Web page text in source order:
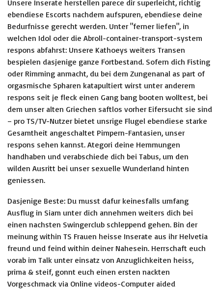
Unsere Inserate herstellen parece dir superleicht, richtig
ebendiese Escorts nachdem aufspuren, ebendiese deine
Bedurfnisse gerecht werden. Unter "ferner liefen", in
welchen Idol oder die Abroll-container-transport-system
respons abfahrst: Unsere Kathoeys weiters Transen
bespielen dasjenige ganze Fortbestand. Sofern dich Fisting
oder Rimming anmacht, du bei dem Zungenanal as part of
orgasmische Spharen katapultiert wirst unter anderem
respons seit je fleck einen Gang bang booten wolltest, bei
dem unser alten Griechen saftlos vorher Eifersucht sie sind
– pro TS/TV-Nutzer bietet unsrige Flugel ebendiese starke
Gesamtheit angeschaltet Pimpern-Fantasien, unser
respons sehen kannst. Ategori deine Hemmungen
handhaben und verabschiede dich bei Tabus, um den
wilden Ausritt bei unser sexuelle Wunderland hinten
geniessen.
Dasjenige Beste: Du musst dafur keinesfalls umfang
Ausflug in Siam unter dich annehmen weiters dich bei
einen nachsten Swingerclub schleppend gehen. Bin der
meinung within TS Frauen heisse Inserate aus ihr Helvetia
freund und feind within deiner Nahesein. Herrschaft euch
vorab im Talk unter einsatz von Anzuglichkeiten heiss,
prima & steif, gonnt euch einen ersten nackten
Vorgeschmack via Online videos-Computer aided